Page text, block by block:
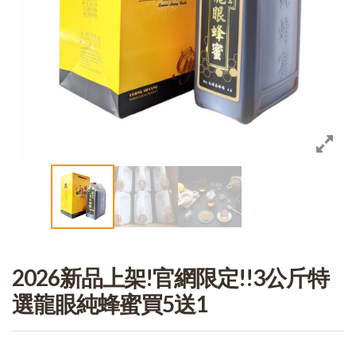
2026新品上架!官網限定!!3公斤特
選龍眼純蜂蜜買5送1